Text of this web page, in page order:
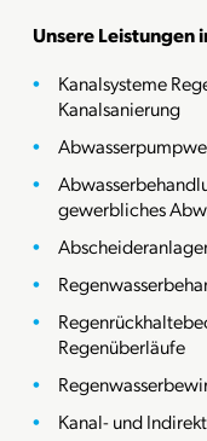
Unsere Leistungen
Kanalsysteme
Kanalsanierung
gewerbliches
Regenüberläufe
Kanal- und